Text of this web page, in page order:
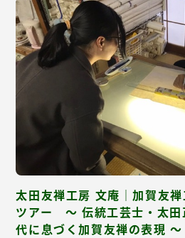
太田友禅工房 文庵｜加賀友
ツアー ～ 伝統工芸士・太田
代に息づく加賀友禅の表現 ～